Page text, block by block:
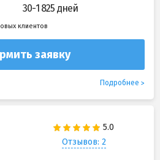
30-1 825 дней
клиентов
заявку
Подробнее
Отзывов: 2